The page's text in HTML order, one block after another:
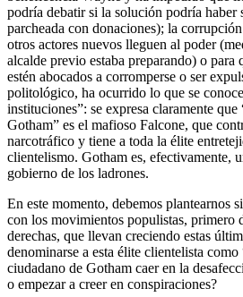
podría debatir si la solución podría haber
parcheada con donaciones); la
otros actores nuevos lleguen al poder
alcalde previo estaba preparando) o para
estén abocados a corromperse o ser
politológico, ha ocurrido lo que se
instituciones”: se expresa claramente
Gotham” es el mafioso Falcone, que
narcotráfico y tiene a toda la élite
clientelismo. Gotham es, efectivamente,
gobierno de los ladrones.
En este momento, debemos plantearnos
con los movimientos populistas, primero
derechas, que llevan creciendo estas
denominarse a esta élite clientelista
ciudadano de Gotham caer en la
o empezar a creer en conspiraciones?